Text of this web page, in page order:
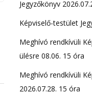
Jegyzőkönyv
Képviselő-testület
Meghívó rendkívüli
ülésre 08.06. 15 óra
Meghívó rendkívüli
2026.07.28. 15 óra